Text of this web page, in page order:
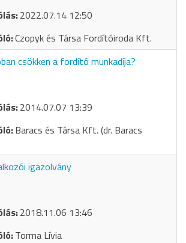
2022.07.14 12:50
Czopyk és Társa Fordítóiroda Kft.
csökken a fordító munkadíja?
2014.07.07 13:39
Baracs és Társa Kft. (dr. Baracs
igazolvány
2018.11.06 13:46
Torma Lívia